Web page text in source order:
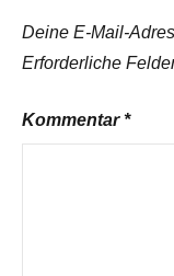
Deine E-Mail-
Erforderliche
Kommentar*